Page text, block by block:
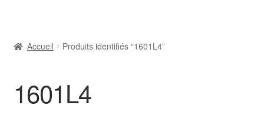
Livraison
Accueil Produits identifiés “1601L4”
1601L4